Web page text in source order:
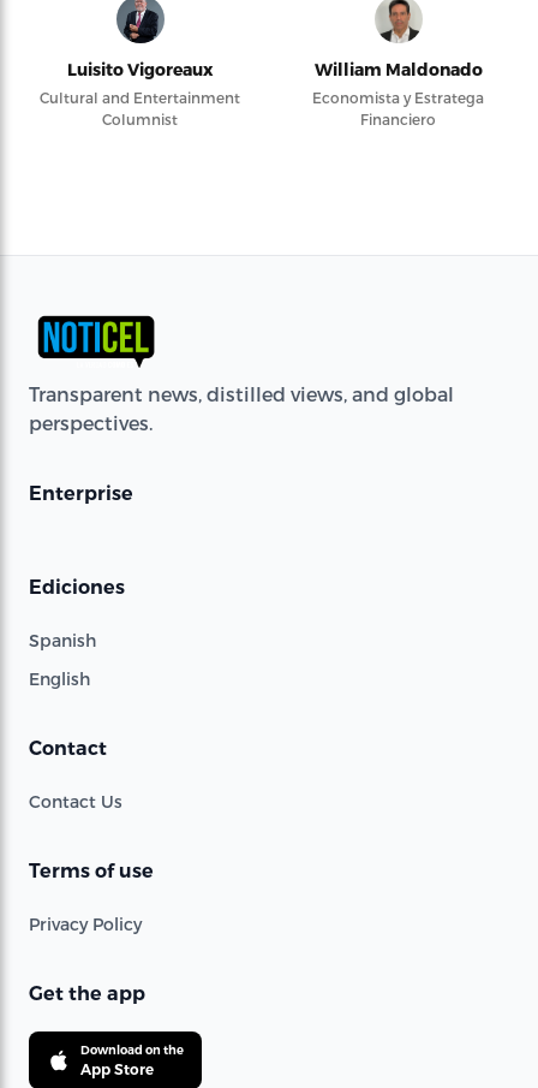
Luisito Vigoreaux
Cultural and Entertainment
Columnist
William Maldonado
Economista y Estratega
Financiero
Transparent news, distilled views, and global
perspectives.
Enterprise
Ediciones
Spanish
English
Contact
Contact Us
Terms of use
Privacy Policy
Get the app
Download on the
App Store